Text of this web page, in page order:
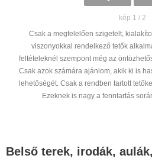
kép 1 / 2
Csak a megfelelően szigetelt,
viszonyokkal rendelkező tetők
feltételeknél szempont még az
Csak azok számára ajánlom, akik ki is
lehetőségét. Csak a rendben tartott
Ezeknek is nagy a fenntartás
Belső terek, irodák,